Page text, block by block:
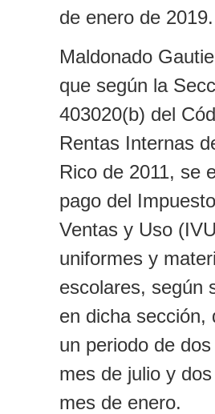
de enero de 2019.
Maldonado
que según la
403020(b) del
Rentas Internas
Rico de 2011, se
pago del
Ventas y Uso
uniformes y
escolares, según
en dicha sección,
un periodo de
mes de julio y
mes de enero.